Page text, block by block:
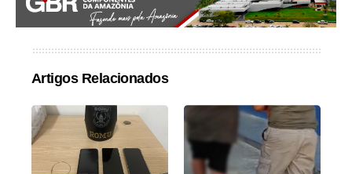
Artigos Relacionados